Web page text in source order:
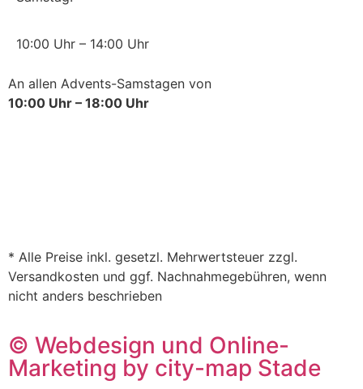
10:00 Uhr – 14:00 Uhr
An allen Advents-Samstagen von
10:00 Uhr – 18:00 Uhr
* Alle Preise inkl. gesetzl. Mehrwertsteuer zzgl.
Versandkosten und ggf. Nachnahmegebühren, wenn
nicht anders beschrieben
© Webdesign und Online-
Marketing by city-map Stade